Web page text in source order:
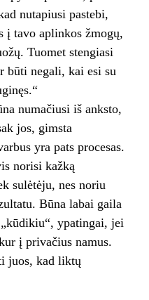
nutapiusi pastebi,
į tavo aplinkos žmogų,
Tuomet stengiasi
būti negali, kai esi su
numačiusi iš anksto,
jos, gimsta
yra pats procesas.
norisi kažką
sulėtėju, nes noriu
Būna labai gaila
ypatingai, jei
į privačius namus.
juos, kad liktų